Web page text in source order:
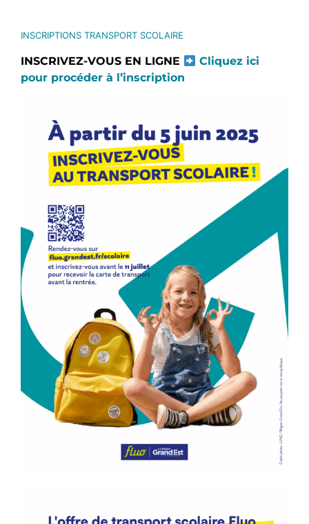
INSCRIPTIONS TRANSPORT SCOLAIRE
INSCRIVEZ-VOUS EN LIGNE
Cliquez ici
pour procéder à l’inscription